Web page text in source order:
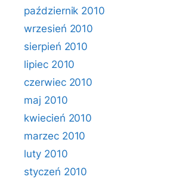
październik 2010
wrzesień 2010
sierpień 2010
lipiec 2010
czerwiec 2010
maj 2010
kwiecień 2010
marzec 2010
luty 2010
styczeń 2010